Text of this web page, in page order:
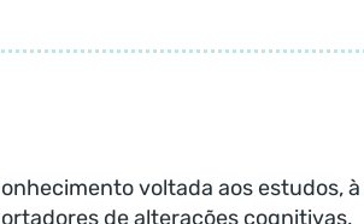
voltada aos estudos, à
de alterações cognitivas,